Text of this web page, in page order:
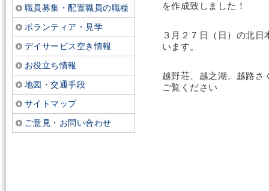
を作成致しました！
３月２７日（日）の北
います。
越野荘、越之湖、越路さ
ご覧ください
職員募集・配置職員の職種
ボランティア・見学
デイサービス空き情報
お役立ち情報
地図・交通手段
サイトマップ
ご意見・お問い合わせ